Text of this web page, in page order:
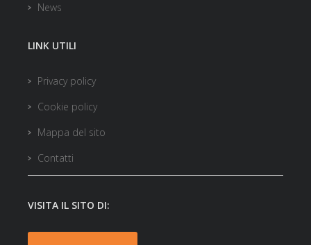
News
LINK UTILI
Privacy policy
Cookie policy
Mappa del sito
Contatti
VISITA IL SITO DI: